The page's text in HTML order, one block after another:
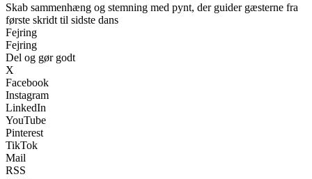
Skab sammenhæng og stemning med pynt, der guider gæsterne fra
første skridt til sidste dans
Fejring
Fejring
Del og gør godt
X
Facebook
Instagram
LinkedIn
YouTube
Pinterest
TikTok
Mail
RSS